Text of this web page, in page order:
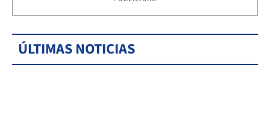
ÚLTIMAS NOTICIAS